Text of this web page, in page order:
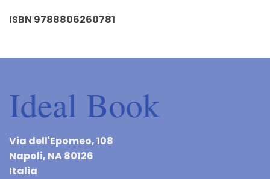
ISBN 9788806260781
Via dell'Epomeo, 108
Napoli, NA 80126
Italia